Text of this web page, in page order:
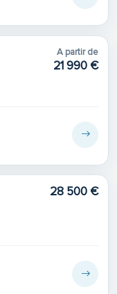
A partir de
21 990 €
28 500 €